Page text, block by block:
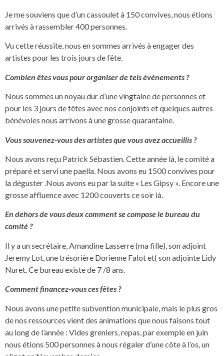
Je me souviens que d’un cassoulet à 150 convives, nous étions
arrivés à rassembler 400 personnes.
Vu cette réussite, nous en sommes arrivés à engager des
artistes pour les trois jours de fête.
Combien êtes vous pour organiser de tels événements ?
Nous sommes un noyau dur d’une vingtaine de personnes et
pour les 3 jours de fêtes avec nos conjoints et quelques autres
bénévoles nous arrivons à une grosse quarantaine.
Vous souvenez-vous des artistes que vous avez accueillis ?
Nous avons reçu Patrick Sébastien. Cette année là, le comité a
préparé et servi une paella. Nous avons eu 1500 convives pour
la déguster .Nous avons eu par la suite « Les Gipsy ». Encore une
grosse affluence avec 1200 couverts ce soir là.
En dehors de vous deux comment se compose le bureau du
comité ?
Il y a un secrétaire, Amandine Lasserre (ma fille), son adjoint
Jeremy Lot, une trésorière Dorienne Falot et( son adjointe Lidy
Nuret. Ce bureau existe de 7 /8 ans.
Comment financez-vous ces fêtes ?
Nous avons une petite subvention municipale, mais le plus gros
de nos ressources vient des animations que nous faisons tout
au long de l’année : Vides greniers, repas, par exemple en juin
nous étions 500 personnes à nous régaler d’une côte à l’os, un